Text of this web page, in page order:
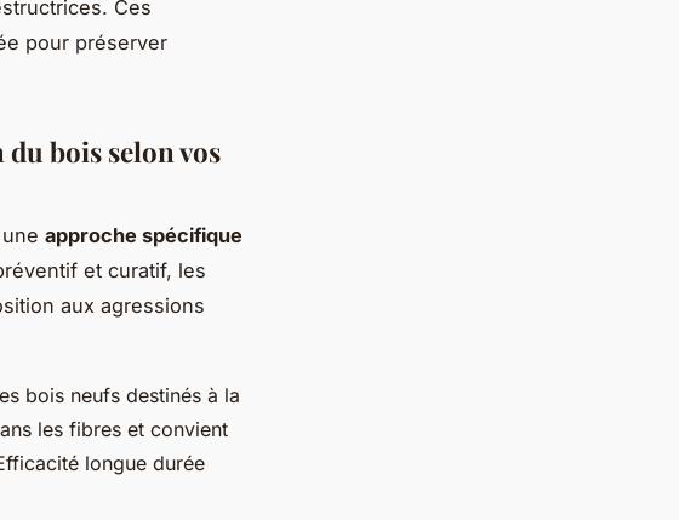
Ces
pour préserver
bois selon vos
approche spécifique
et curatif, les
aux agressions
bois neufs destinés à la
les fibres et convient
longue durée